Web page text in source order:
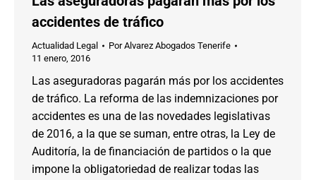
accidentes de tráfico
Actualidad Legal PorAlvarez Abogados Tenerife
11 enero, 2016
Las aseguradoras pagarán más por los accidentes
de tráfico. La reforma de las indemnizaciones por
accidentes es una de las novedades legislativas
de 2016, a la que se suman, entre otras, la Ley de
Auditoría, la de financiación de partidos o la que
impone la obligatoriedad de realizar todas las